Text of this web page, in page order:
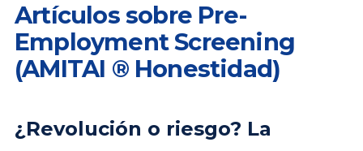
Artículos sobre Pre-
Employment Screening
(AMITAI ® Honestidad)
¿Revolución o riesgo? La